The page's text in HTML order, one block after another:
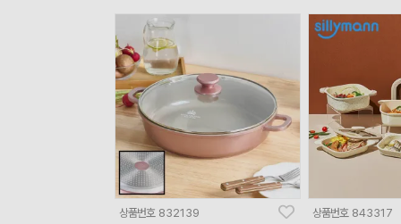
상품번호 832139 상품번호 843317